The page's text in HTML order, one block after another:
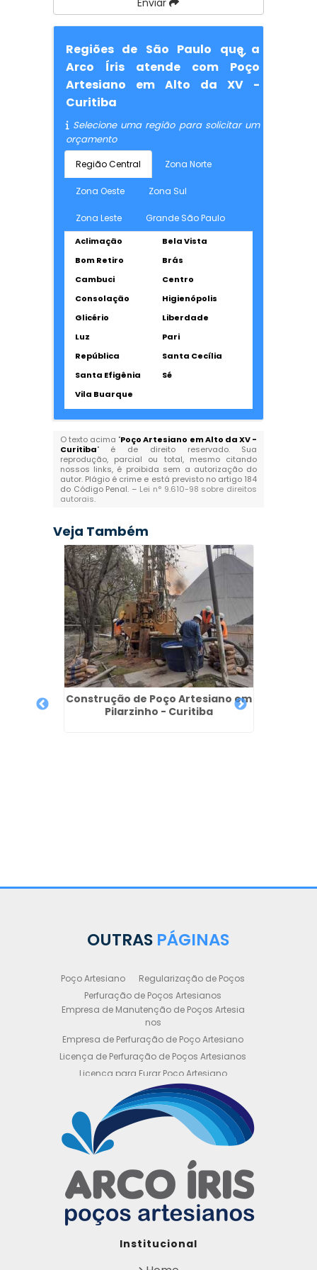
Enviar
Regiões de São Paulo que a
Arco Íris atende com Poço
Artesiano em Alto da XV -
Curitiba
Selecione uma região para solicitar um
orçamento
Região Central Zona Norte
Zona Oeste Zona Sul
Zona Leste Grande São Paulo
Aclimação
Bela Vista
Bom Retiro
Brás
Cambuci
Centro
Consolação
Higienópolis
Glicério
Liberdade
Luz
Pari
República
Santa Cecília
Santa Efigênia
Sé
Vila Buarque
O texto acima "Poço Artesiano em Alto da XV -
Curitiba" é de direito reservado. Sua
reprodução, parcial ou total, mesmo citando
nossos links, é proibida sem a autorização do
autor. Plágio é crime e está previsto no artigo 184
do Código Penal. – Lei n° 9.610-98 sobre direitos
autorais.
Veja Também
Construção de Poço Artesiano em
Pilarzinho - Curitiba
OUTRAS PÁGINAS
Poço Artesiano
Regularização de Poços
Perfuração de Poços Artesianos
Empresa de Manutenção de Poços Artesia
nos
Empresa de Perfuração de Poço Artesiano
Licença de Perfuração de Poços Artesianos
Licença para Furar Poço Artesiano
Licença para Perfuração de Poço Artesiano
Licença para Poço Semi Artesiano
Manutenção de Poço Semi Artesiano
Manutenção Preventiva de Poços Artesiano
Obtenha sua Licença de Perfuração de Poç
o Artesiano
Orçamento de Poço Semi Artesiano
Orçamento para Perfuração de Poço Artesi
ano
Outorga DAEE para Poço Artesiano
cos
Institucional